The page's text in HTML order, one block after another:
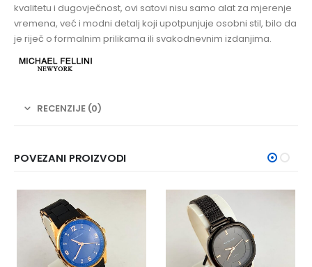
kvalitetu i dugovječnost, ovi satovi nisu samo alat za mjerenje
vremena, već i modni detalj koji upotpunjuje osobni stil, bilo da
je riječ o formalnim prilikama ili svakodnevnim izdanjima.
RECENZIJE (0)
POVEZANI PROIZVODI